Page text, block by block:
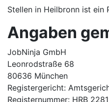
Stellen in Heilbronn ist ein
Angaben
JobNinja GmbH
Leonrodstraße 68
80636 München
Registergericht:
Registernummer: HRB